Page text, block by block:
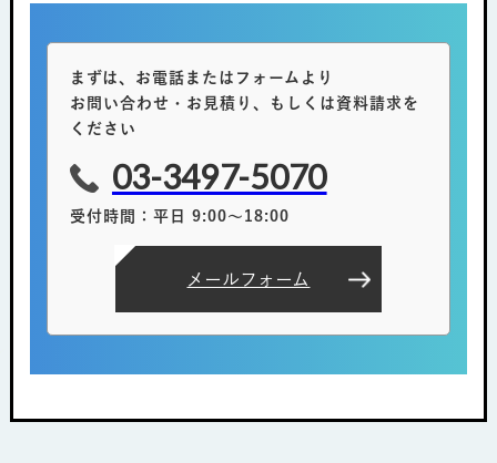
まずは、お電話またはフォームより
お問い合わせ・お見積り、もしくは資料請求を
ください
03-3497-5070
受付時間：平日 9:00～18:00
メールフォーム